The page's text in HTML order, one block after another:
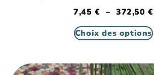
7,45€ – 372,50€
Choix des options